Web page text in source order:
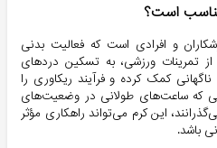
است؟
و افرادی است که فعالیت بدنی
تمرینات ورزشی، به تسکین دردهای
کمک کرده و فرآیند ریکاوری را
که ساعت‌های طولانی در وضعیت‌های
این کرم می‌تواند راهکاری مؤثر
باشد.